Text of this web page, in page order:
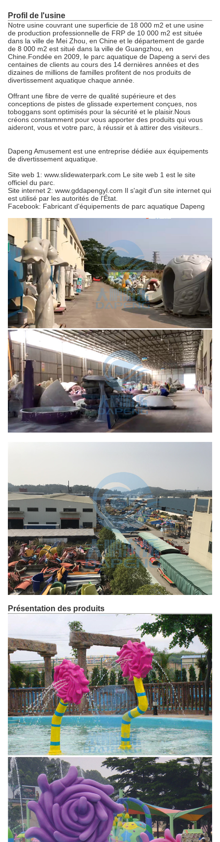
Profil de l'usine
Notre usine couvrant une superficie de 18 000 m2 et une usine
de production professionnelle de FRP de 10 000 m2 est située
dans la ville de Mei Zhou, en Chine et le département de garde
de 8 000 m2 est situé dans la ville de Guangzhou, en
Chine.Fondée en 2009, le parc aquatique de Dapeng a servi des
centaines de clients au cours des 14 dernières années et des
dizaines de millions de familles profitent de nos produits de
divertissement aquatique chaque année.
Offrant une fibre de verre de qualité supérieure et des
conceptions de pistes de glissade expertement conçues, nos
toboggans sont optimisés pour la sécurité et le plaisir.Nous
créons constamment pour vous apporter des produits qui vous
aideront, vous et votre parc, à réussir et à attirer des visiteurs..
Dapeng Amusement est une entreprise dédiée aux équipements
de divertissement aquatique.
Site web 1: www.slidewaterpark.com Le site web 1 est le site
officiel du parc.
Site internet 2: www.gddapengyl.com Il s'agit d'un site internet qui
est utilisé par les autorités de l'État.
Facebook: Fabricant d'équipements de parc aquatique Dapeng
Présentation des produits